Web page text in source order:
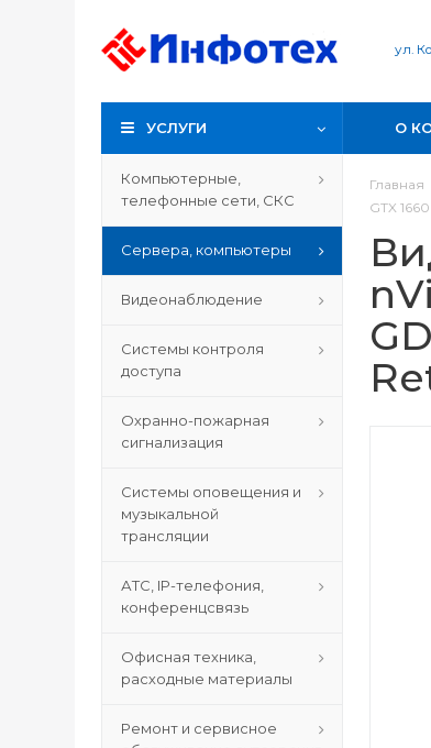
ул.
УСЛУГИ О
Компьютерные,
телефонные сети, СКС
Сервера, компьютеры
Видеонаблюдение
Системы контроля
доступа
Охранно-пожарная
сигнализация
Системы оповещения и
музыкальной
трансляции
АТС, IP-телефония,
конференцсвязь
Офисная техника,
расходные материалы
Ремонт и сервисное
Главная
GTX